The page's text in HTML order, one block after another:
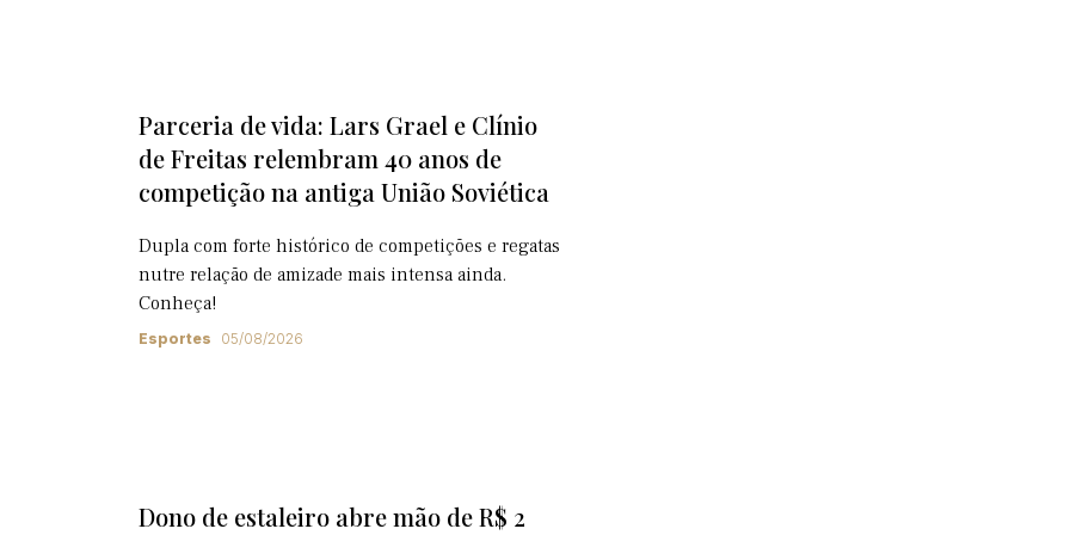
Parceria de vida: Lars Grael e Clínio
de Freitas relembram 40 anos de
competição na antiga União Soviética
Dupla com forte histórico de competições e regatas
nutre relação de amizade mais intensa ainda.
Conheça!
Esportes 05/08/2026
Dono de estaleiro abre mão de R$ 2